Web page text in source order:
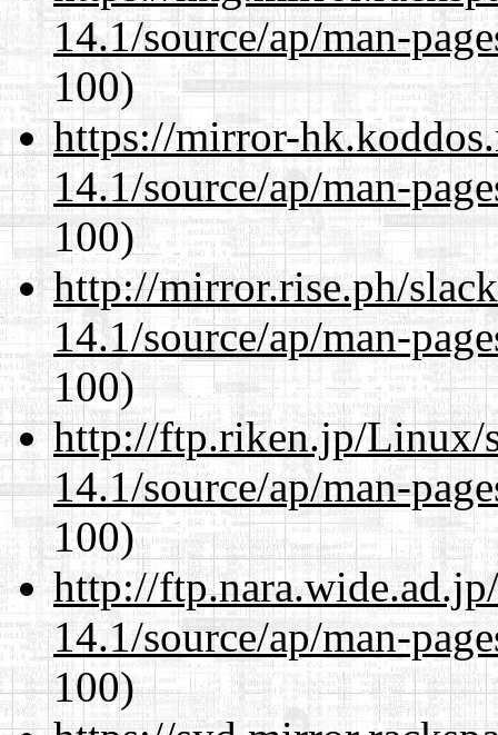
14.1/source/ap/man-
100)
https://mirror-
14.1/source/ap/man-
100)
http://mirror.rise.ph/
14.1/source/ap/man-
100)
http://ftp.riken.jp/Linux/
14.1/source/ap/man-
100)
http://
14.1/source/ap/man-
100)